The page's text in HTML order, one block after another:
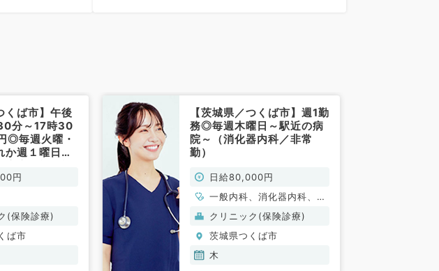
くば市】午後
分～17時30
◎毎週火曜・
か週１曜日か
般内科／非常
円
(保険診療)
ば市
【茨城県／つくば市】週1勤
務◎毎週木曜日～駅近の病
院～（消化器内科／非常
勤）
日給80,000円
一般内科、消化器内科、大
腸・肛門外科
クリニック(保険診療)
茨城県つくば市
木